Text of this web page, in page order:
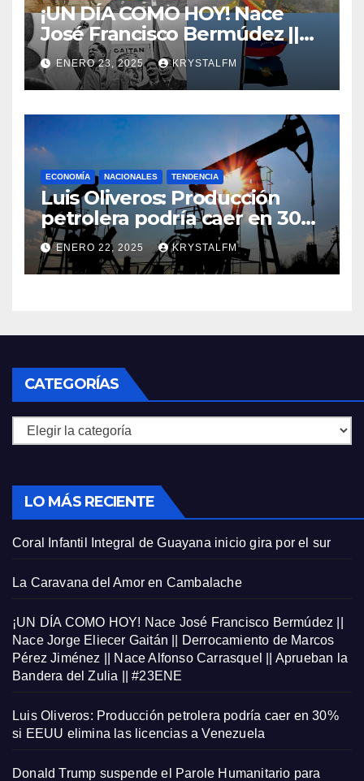
¡UN DÍA COMO HOY! Nace
José Francisco Bermúdez ||
Nace Jorge Eliecer Gaitán ||
Derrocamiento de Marcos
Pérez Jiménez || Nace
Alfonso Carrasquel ||
Aprueban la Bandera del
Zulia || #23ENE
ENERO 23, 2025 KRYSTALFM
ECONOMÍA NACIONALES TENDENCIA
Luis Oliveros: Producción
petrolera podría caer en 30%
si EEUU elimina las licencias a
Venezuela
ENERO 22, 2025 KRYSTALFM
CATEGORÍAS
Categorías
LO MÁS RECIENTE
Coral Infantil Integral de Guayana inicio gira por el sur
La Caravana del Amor en Cambalache
¡UN DÍA COMO HOY! Nace José Francisco Bermúdez ||
Nace Jorge Eliecer Gaitán || Derrocamiento de Marcos
Pérez Jiménez || Nace Alfonso Carrasquel || Aprueban la
Bandera del Zulia || #23ENE
Luis Oliveros: Producción petrolera podría caer en 30%
si EEUU elimina las licencias a Venezuela
Donald Trump suspende el Parole Humanitario para